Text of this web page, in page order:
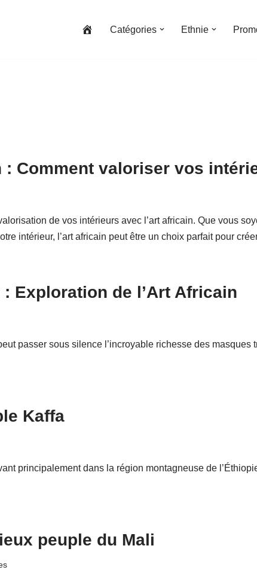
Catégories Ethnie
: Comment valoriser vos
de vos intérieurs avec l’art africain. Que vous
intérieur, l’art africain peut être un choix parfait pour
Exploration de l’Art Africain
passer sous silence l’incroyable richesse des
Kaffa
principalement dans la région montagneuse de
peuple du Mali